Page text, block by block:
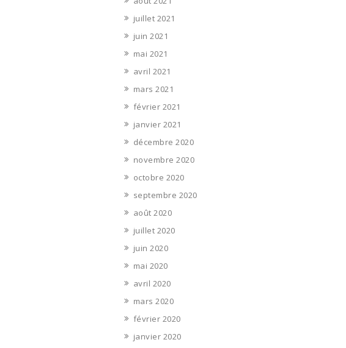
juillet 2021
juin 2021
mai 2021
avril 2021
mars 2021
février 2021
janvier 2021
décembre 2020
novembre 2020
octobre 2020
septembre 2020
août 2020
juillet 2020
juin 2020
mai 2020
avril 2020
mars 2020
février 2020
janvier 2020